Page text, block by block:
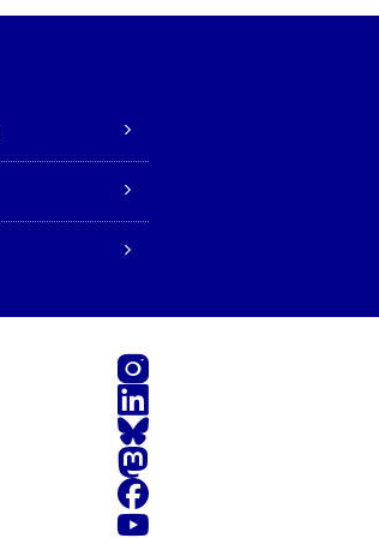
Instagram
LinkedIn
Bluesky
Mastodon
Facebook
Youtube